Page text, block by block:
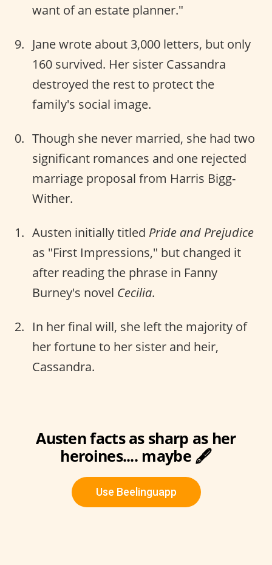
want of an estate planner."
Jane wrote about 3,000 letters, but only
160 survived. Her sister Cassandra
destroyed the rest to protect the
family's social image.
Though she never married, she had two
significant romances and one rejected
marriage proposal from Harris Bigg-
Wither.
Austen initially titled Pride and Prejudice
as "First Impressions," but changed it
after reading the phrase in Fanny
Burney's novel Cecilia.
In her final will, she left the majority of
her fortune to her sister and heir,
Cassandra.
Austen facts as sharp as her
heroines.... maybe 🖋️
Use Beelinguapp